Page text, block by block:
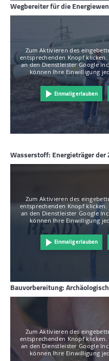
Wegbereiter für die
Zum Aktivieren des
entsprechenden Knopf
an den Dienstleister Google
können Ihre Einwilligung
Einmalig erlauben
Wasserstoff: Energieträger der
Zum Aktivieren des
entsprechenden Knopf
an den Dienstleister Google
können Ihre Einwilligung
Einmalig erlauben
Bauvorbereitung:
Zum Aktivieren des
entsprechenden Knopf
an den Dienstleister Google
können Ihre Einwilligung